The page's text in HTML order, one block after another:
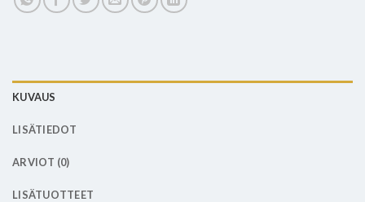
KUVAUS
LISÄTIEDOT
ARVIOT (0)
LISÄTUOTTEET